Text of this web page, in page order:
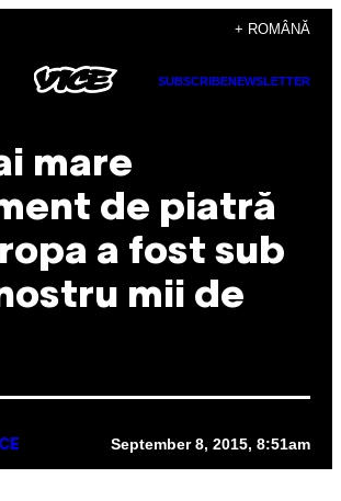
+ ROMÂNĂ
SUBSCRIBENEWSLETTER
mare
de piatră
a fost sub
mii de
September 8, 2015, 8:51am